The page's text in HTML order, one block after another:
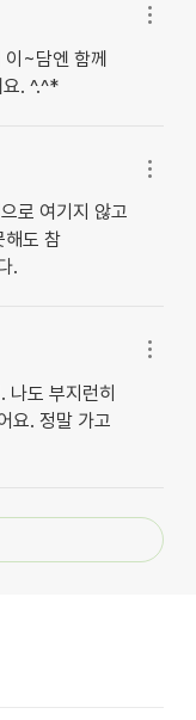
~담엔 함께
요. ^.^*
로 여기지 않고
해도 참
.
나도 부지런히
요. 정말 가고